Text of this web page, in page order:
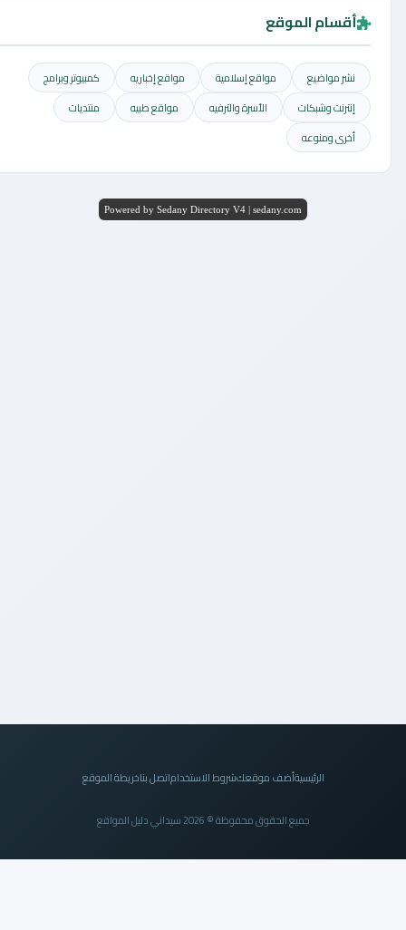
أقسام الموقع
نشر مواضيع مواقع إسلامية مواقع إخباريه
كمبيوتر وبرامج
إنترنت وشبكات
الأسرة والترفيه مواقع طبيه
منتديات
أخرى ومنوعه
Powered by Sedany Directory V4 | sedany.com
الرئيسيةأضف موقعكشروط الاستخداماتصل بناخريطة الموقع
جميع الحقوق محفوظة © 2026 سيداني دليل المواقع